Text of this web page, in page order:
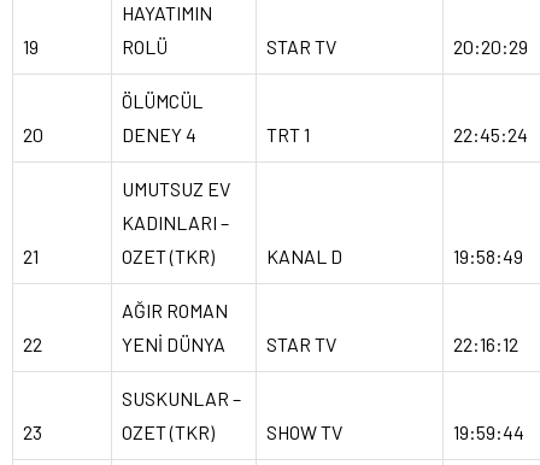
19
HAYATIMIN
ROLÜ
STAR TV 20:20:29
20
ÖLÜMCÜL
DENEY 4
TRT 1 22:45:24
21
UMUTSUZ EV
KADINLARI –
OZET (TKR)
KANAL D 19:58:49
22
AĞIR ROMAN
YENİ DÜNYA
STAR TV 22:16:12
23
SUSKUNLAR –
OZET (TKR)
SHOW TV 19:59:44